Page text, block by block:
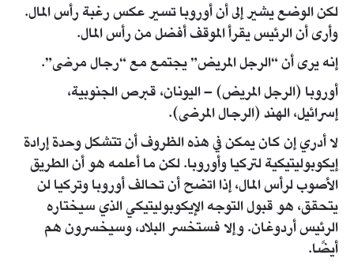
لكن الوضع يشير إلى أن أوروبا تسير عكس رغبة رأس المال.
وأرى أن الرئيس يقرأ الموقف أفضل من رأس المال.
إنه يرى أن “الرجل المريض” يجتمع مع “رجال مرضى”.
أوروبا (الرجل المريض) – اليونان، قبرص الجنوبية،
إسرائيل، الهند (الرجال المرضى).
لا أدري إن كان يمكن في هذه الظروف أن تتشكل وحدة إرادة
إيكوبوليتيكية لتركيا وأوروبا. لكن ما أعلمه هو أن الطريق
الأصوب لرأس المال، إذا اتضح أن تحالف أوروبا وتركيا لن
يتحقق، هو قبول التوجه الإيكوبوليتيكي الذي سيختاره
الرئيس أردوغان. وإلا فستخسر البلاد، وسيخسرون هم
أيضًا.